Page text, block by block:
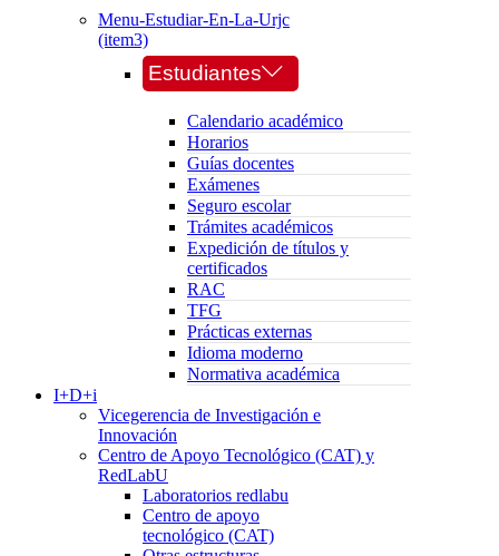
Menu-Estudiar-En-La-Urjc
(item3)
Estudiantes
Calendario académico
Horarios
Guías docentes
Exámenes
Seguro escolar
Trámites académicos
Expedición de títulos y
certificados
RAC
TFG
Prácticas externas
Idioma moderno
Normativa académica
I+D+i
Vicegerencia de Investigación e
Innovación
Centro de Apoyo Tecnológico (CAT) y
RedLabU
Laboratorios redlabu
Centro de apoyo
tecnológico (CAT)